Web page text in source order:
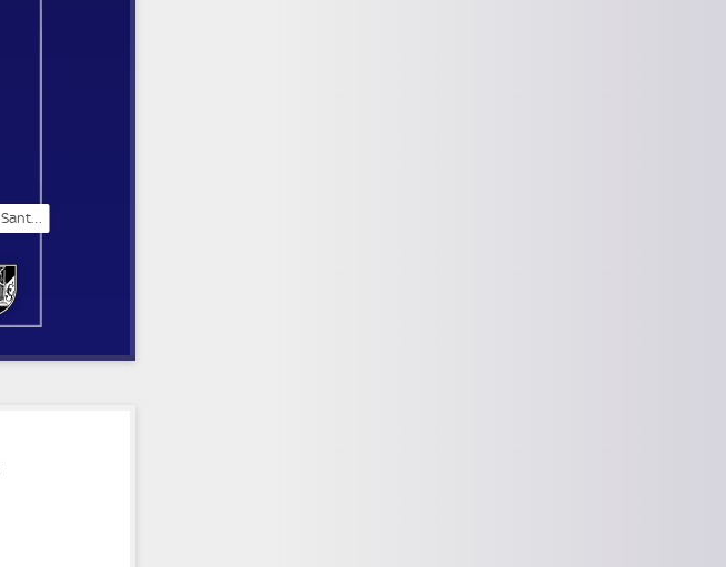
Ciriaco Santos